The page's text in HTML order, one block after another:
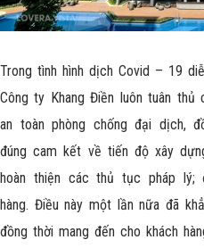
Trong tình hình dịch Covid – 19
Công ty Khang Điền luôn tuân thủ
an toàn phòng chống đại dịch,
đúng cam kết về tiến độ xây
hoàn thiện các thủ tục pháp lý;
hàng. Điều này một lần nữa đã
đồng thời mang đến cho khách